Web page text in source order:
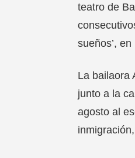
teatro de
sueños’,
La bailaora
junto a la
agosto al